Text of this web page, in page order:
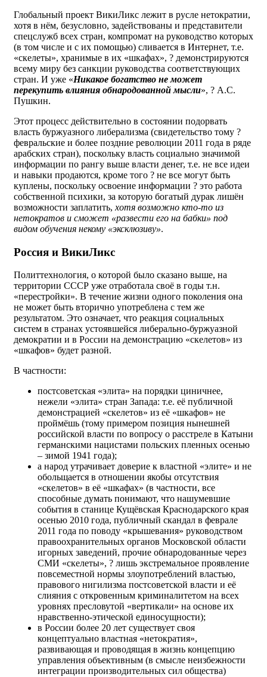
Глобальный проект ВикиЛикс лежит в русле нетократии,
хотя в нём, безусловно, задействованы и представители
спецслужб всех стран, компромат на руководство которых
(в том числе и с их помощью) сливается в Интернет, т.е.
«скелеты», хранимые в их «шкафах», ? демонстрируются
всему миру без санкции руководства соответствующих
стран. И уже «Никакое богатство не может
перекупить влияния обнародованной мысли», ? А.С.
Пушкин.
Этот процесс действительно в состоянии подорвать
власть буржуазного либерализма (свидетельство тому ?
февральские и более поздние революции 2011 года в ряде
арабских стран), поскольку власть социально значимой
информации по рангу выше власти денег, т.е. не все идеи
и навыки продаются, кроме того ? не все могут быть
куплены, поскольку освоение информации ? это работа
собственной психики, за которую богатый дурак лишён
возможности заплатить, хотя возможно кто-то из
нетократов и сможет «развести его на бабки» под
видом обучения некому «эксклюзиву».
Россия и ВикиЛикс
Политтехнология, о которой было сказано выше, на
территории СССР уже отработала своё в годы т.н.
«перестройки». В течение жизни одного поколения она
не может быть вторично употреблена с тем же
результатом. Это означает, что реакция социальных
систем в странах устоявшейся либерально-буржуазной
демократии и в России на демонстрацию «скелетов» из
«шкафов» будет разной.
В частности:
постсоветская «элита» на порядки циничнее,
нежели «элита» стран Запада: т.е. её публичной
демонстрацией «скелетов» из её «шкафов» не
проймёшь (тому примером позиция нынешней
российской власти по вопросу о расстреле в Катыни
германскими нацистами польских пленных осенью
– зимой 1941 года);
а народ утрачивает доверие к властной «элите» и не
обольщается в отношении якобы отсутствия
«скелетов» в её «шкафах» (в частности, все
способные думать понимают, что нашумевшие
события в станице Кущёвская Краснодарского края
осенью 2010 года, публичный скандал в феврале
2011 года по поводу «крышевания» руководством
правоохранительных органов Московской области
игорных заведений, прочие обнародованные через
СМИ «скелеты», ? лишь экстремальное проявление
повсеместной нормы злоупотреблений властью,
правового нигилизма постсоветской власти и её
слияния с откровенным криминалитетом на всех
уровнях пресловутой «вертикали» на основе их
нравственно-этической единосущности);
в России более 20 лет существует своя
концептуально властная «нетократия»,
развивающая и проводящая в жизнь концепцию
управления объективным (в смысле неизбежности
интеграции производительных сил общества)